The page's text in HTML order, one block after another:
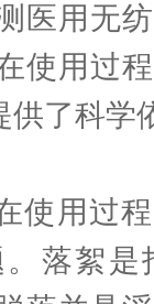
医用无
使用过
供了科学
用过程
落絮是